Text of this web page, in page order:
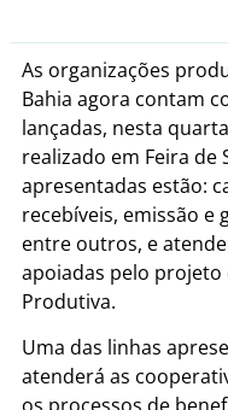
As organizações
Bahia agora contam
lançadas, nesta
realizado em Feira de
apresentadas estão:
recebíveis, emissão e
entre outros, e
apoiadas pelo projeto
Produtiva.
Uma das linhas
atenderá as